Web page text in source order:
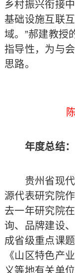
乡村振兴衔接
基础设施互联
域。”郝建教授
指导性，为与
思路。
年度总结
贵州省现代
源代表研究院
去一年研究院
询、品牌建设
成省级重点课
《山区特色产
义等地有关单